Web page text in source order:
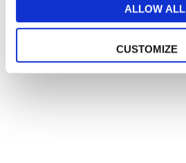
ALLOW ALL
CUSTOMIZE